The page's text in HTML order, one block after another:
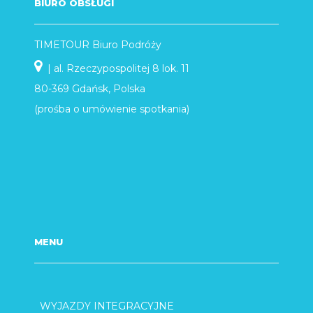
BIURO OBSŁUGI
TIMETOUR Biuro Podróży
| al. Rzeczypospolitej 8 lok. 11
80-369 Gdańsk, Polska
(prośba o umówienie spotkania)
MENU
WYJAZDY INTEGRACYJNE